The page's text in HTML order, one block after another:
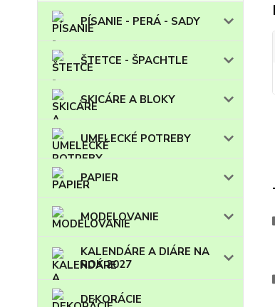
PÍSANIE - PERÁ - SADY
ŠTETCE - ŠPACHTLE
SKICÁRE A BLOKY
UMELECKÉ POTREBY
PAPIER
MODELOVANIE
KALENDÁRE A DIÁRE NA
ROK 2027
DEKORÁCIE